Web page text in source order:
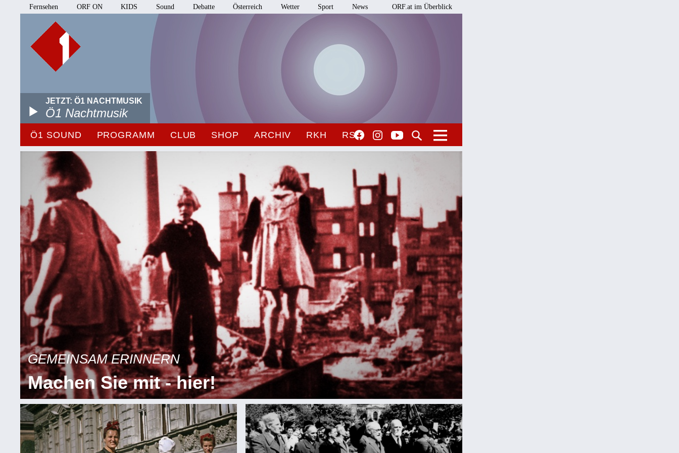
Fernsehen ORF ON KIDS Sound Debatte Österreich Wetter Sport News ORF.at im Überblick
JETZT: Ö1 NACHTMUSIK
Ö1 Nachtmusik
Ö1 SOUND PROGRAMM CLUB SHOP ARCHIV RKH RSO
GEMEINSAM ERINNERN
Machen Sie mit - hier!